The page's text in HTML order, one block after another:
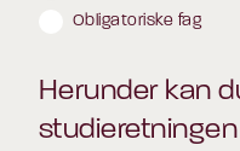
Obligatoriske fag
Herunder kan